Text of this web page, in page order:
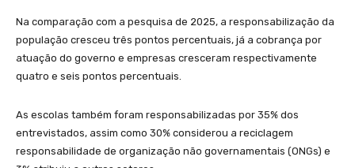
Na comparação com a pesquisa de 2025, a responsabilização da
população cresceu três pontos percentuais, já a cobrança por
atuação do governo e empresas cresceram respectivamente
quatro e seis pontos percentuais.
As escolas também foram responsabilizadas por 35% dos
entrevistados, assim como 30% considerou a reciclagem
responsabilidade de organização não governamentais (ONGs) e